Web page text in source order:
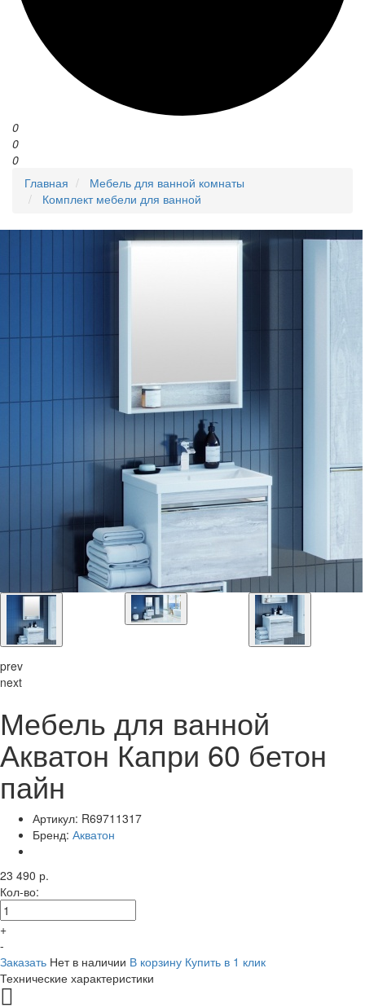
0
0
0
Главная
Мебель для ванной комнаты
Комплект мебели для ванной
prev
next
Мебель для ванной
Акватон Капри 60 бетон
пайн
Артикул: R69711317
Бренд: Акватон
23 490 р.
Кол-во:
+
-
Заказать Нет в наличии В корзину Купить в 1 клик
Технические характеристики